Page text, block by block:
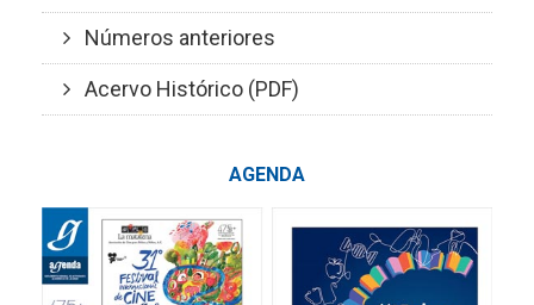
Números anteriores
Acervo Histórico (PDF)
AGENDA